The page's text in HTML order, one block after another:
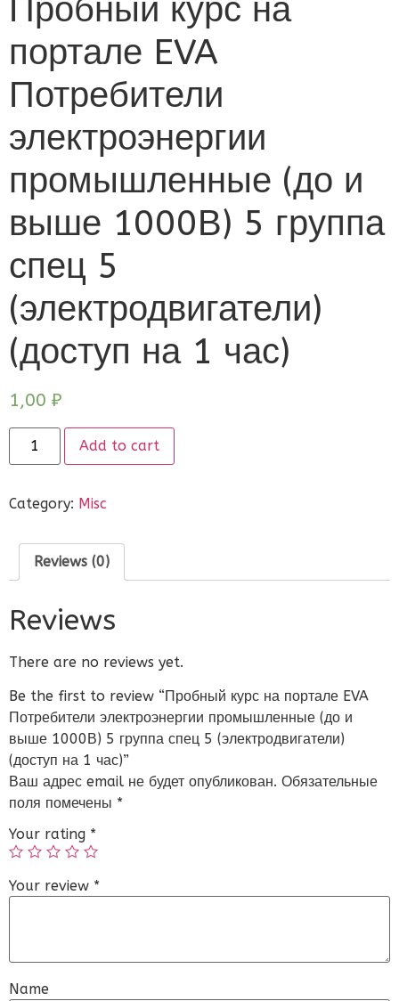
Пробный курс на
портале EVA
Потребители
электроэнергии
промышленные (до и
выше 1000В) 5 группа
спец 5
(электродвигатели)
(доступ на 1 час)
1,00 ₽
Add to cart
Category: Misc
Reviews (0)
Reviews
There are no reviews yet.
Be the first to review “Пробный курс на портале EVA
Потребители электроэнергии промышленные (до и
выше 1000В) 5 группа спец 5 (электродвигатели)
(доступ на 1 час)”
Ваш адрес email не будет опубликован. Обязательные
поля помечены *
Your rating *
Your review *
Name